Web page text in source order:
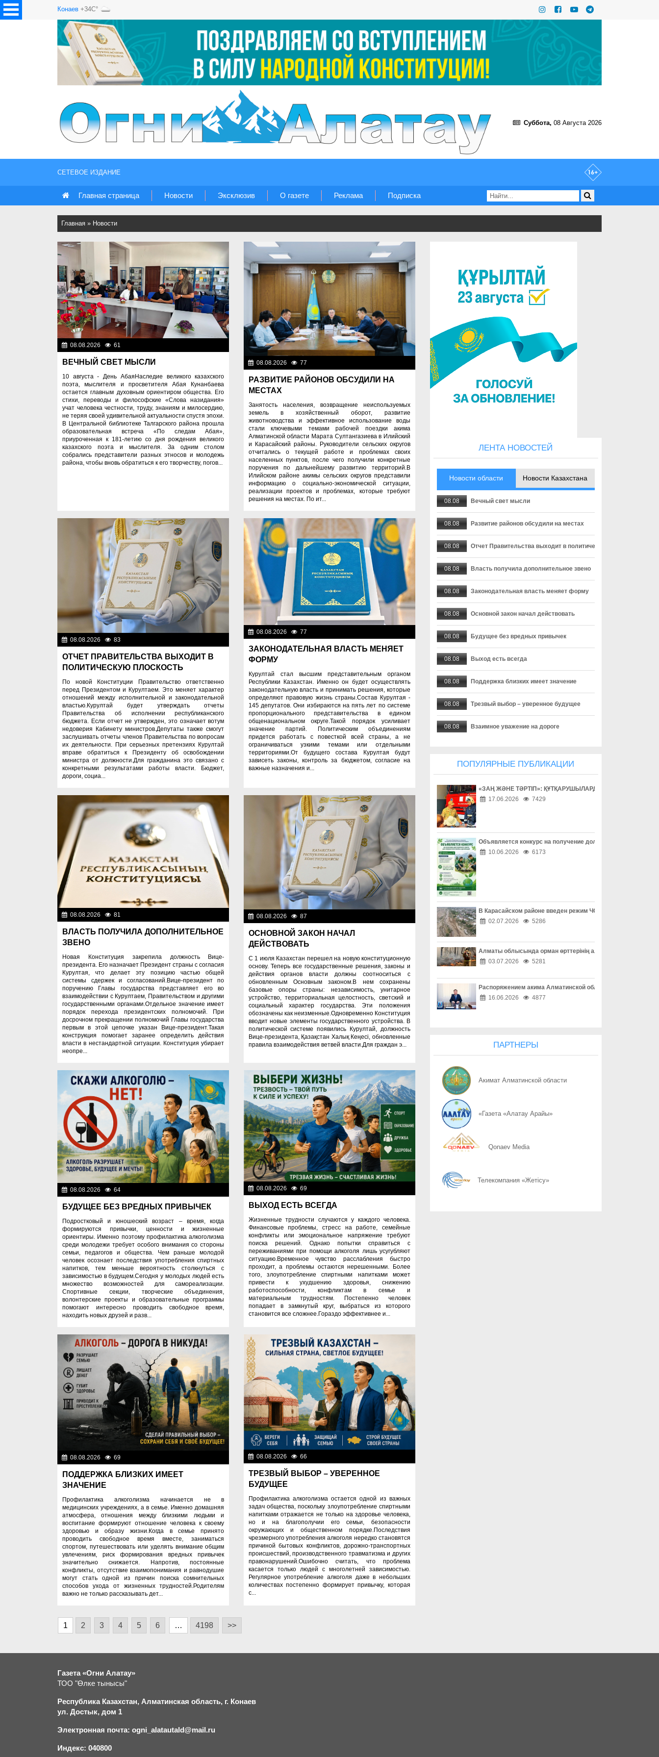
Конаев +34C°
Суббота, 08 Августа 2026
СЕТЕВОЕ ИЗДАНИЕ
Главная страница Новости Эксклюзив О газете Реклама Подписка
Главная » Новости
08.08.2026 61
ВЕЧНЫЙ СВЕТ МЫСЛИ
10 августа - День АбаяНаследие великого казахского
поэта, мыслителя и просветителя Абая Кунанбаева
остается главным духовным ориентиром общества. Его
стихи, переводы и философские «Слова назидания»
учат человека честности, труду, знаниям и милосердию,
не теряя своей удивительной актуальности спустя эпохи.
В Центральной библиотеке Талгарского района прошла
образовательная встреча «По следам Абая»,
приуроченная к 181-летию со дня рождения великого
казахского поэта и мыслителя. За одним столом
собрались представители разных этносов и молодежь
района, чтобы вновь обратиться к его творчеству, погов...
08.08.2026 77
РАЗВИТИЕ РАЙОНОВ ОБСУДИЛИ НА
МЕСТАХ
Занятость населения, возвращение неиспользуемых
земель в хозяйственный оборот, развитие
животноводства и эффективное использование воды
стали ключевыми темами рабочей поездки акима
Алматинской области Марата Султангазиева в Илийский
и Карасайский районы. Руководители сельских округов
отчитались о текущей работе и проблемах своих
населенных пунктов, после чего получили конкретные
поручения по дальнейшему развитию территорий.В
Илийском районе акимы сельских округов представили
информацию о социально-экономической ситуации,
реализации проектов и проблемах, которые требуют
решения на местах. По ит...
08.08.2026 83
ОТЧЕТ ПРАВИТЕЛЬСТВА ВЫХОДИТ В
ПОЛИТИЧЕСКУЮ ПЛОСКОСТЬ
По новой Конституции Правительство ответственно
перед Президентом и Курултаем. Это меняет характер
отношений между исполнительной и законодательной
властью.Курултай будет утверждать отчеты
Правительства об исполнении республиканского
бюджета. Если отчет не утвержден, это означает вотум
недоверия Кабинету министров.Депутаты также смогут
заслушивать отчеты членов Правительства по вопросам
их деятельности. При серьезных претензиях Курултай
вправе обратиться к Президенту об освобождении
министра от должности.Для гражданина это связано с
конкретными результатами работы власти. Бюджет,
дороги, социа...
08.08.2026 77
ЗАКОНОДАТЕЛЬНАЯ ВЛАСТЬ МЕНЯЕТ
ФОРМУ
Курултай стал высшим представительным органом
Республики Казахстан. Именно он будет осуществлять
законодательную власть и принимать решения, которые
определяют правовую жизнь страны.Состав Курултая -
145 депутатов. Они избираются на пять лет по системе
пропорционального представительства в едином
общенациональном округе.Такой порядок усиливает
значение партий. Политическим объединениям
придется работать с повесткой всей страны, а не
ограничиваться узкими темами или отдельными
территориями.От будущего состава Курултая будут
зависеть законы, контроль за бюджетом, согласие на
важные назначения и...
08.08.2026 81
ВЛАСТЬ ПОЛУЧИЛА ДОПОЛНИТЕЛЬНОЕ
ЗВЕНО
Новая Конституция закрепила должность Вице-
президента. Его назначает Президент страны с согласия
Курултая, что делает эту позицию частью общей
системы сдержек и согласований.Вице-президент по
поручению Главы государства представляет его во
взаимодействии с Курултаем, Правительством и другими
государственными органами.Отдельное значение имеет
порядок перехода президентских полномочий. При
досрочном прекращении полномочий Главы государства
первым в этой цепочке указан Вице-президент.Такая
конструкция помогает заранее определить действия
власти в нестандартной ситуации. Конституция убирает
неопре...
08.08.2026 87
ОСНОВНОЙ ЗАКОН НАЧАЛ
ДЕЙСТВОВАТЬ
С 1 июля Казахстан перешел на новую конституционную
основу. Теперь все государственные решения, законы и
действия органов власти должны соотноситься с
обновленным Основным законом.В нем сохранены
базовые опоры страны: независимость, унитарное
устройство, территориальная целостность, светский и
социальный характер государства. Эти положения
обозначены как неизменные.Одновременно Конституция
вводит новые элементы государственного устройства. В
политической системе появились Курултай, должность
Вице-президента, Қазақстан Халық Кеңесі, обновленные
правила взаимодействия ветвей власти.Для граждан э...
08.08.2026 64
БУДУЩЕЕ БЕЗ ВРЕДНЫХ ПРИВЫЧЕК
Подростковый и юношеский возраст – время, когда
формируются привычки, ценности и жизненные
ориентиры. Именно поэтому профилактика алкоголизма
среди молодежи требует особого внимания со стороны
семьи, педагогов и общества. Чем раньше молодой
человек осознает последствия употребления спиртных
напитков, тем меньше вероятность столкнуться с
зависимостью в будущем.Сегодня у молодых людей есть
множество возможностей для самореализации.
Спортивные секции, творческие объединения,
волонтерские проекты и образовательные программы
помогают интересно проводить свободное время,
находить новых друзей и разв...
08.08.2026 69
ВЫХОД ЕСТЬ ВСЕГДА
Жизненные трудности случаются у каждого человека.
Финансовые проблемы, стресс на работе, семейные
конфликты или эмоциональное напряжение требуют
поиска решений. Однако попытки справиться с
переживаниями при помощи алкоголя лишь усугубляют
ситуацию.Временное чувство расслабления быстро
проходит, а проблемы остаются нерешенными. Более
того, злоупотребление спиртными напитками может
привести к ухудшению здоровья, снижению
работоспособности, конфликтам в семье и
материальным трудностям. Постепенно человек
попадает в замкнутый круг, выбраться из которого
становится все сложнее.Гораздо эффективнее и...
08.08.2026 69
ПОДДЕРЖКА БЛИЗКИХ ИМЕЕТ
ЗНАЧЕНИЕ
Профилактика алкоголизма начинается не в
медицинских учреждениях, а в семье. Именно домашняя
атмосфера, отношения между близкими людьми и
воспитание формируют отношение человека к своему
здоровью и образу жизни.Когда в семье принято
проводить свободное время вместе, заниматься
спортом, путешествовать или уделять внимание общим
увлечениям, риск формирования вредных привычек
значительно снижается. Напротив, постоянные
конфликты, отсутствие взаимопонимания и равнодушие
могут стать одной из причин поиска сомнительных
способов ухода от жизненных трудностей.Родителям
важно не только рассказывать дет...
08.08.2026 66
ТРЕЗВЫЙ ВЫБОР – УВЕРЕННОЕ
БУДУЩЕЕ
Профилактика алкоголизма остается одной из важных
задач общества, поскольку злоупотребление спиртными
напитками отражается не только на здоровье человека,
но и на благополучии его семьи, безопасности
окружающих и общественном порядке.Последствия
чрезмерного употребления алкоголя нередко становятся
причиной бытовых конфликтов, дорожно-транспортных
происшествий, производственного травматизма и других
правонарушений.Ошибочно считать, что проблема
касается только людей с многолетней зависимостью.
Регулярное употребление алкоголя даже в небольших
количествах постепенно формирует привычку, которая
с...
1 2 3 4 5 6 … 4198 >>
ЛЕНТА НОВОСТЕЙ
Новости области Новости Казахстана
08.08 Вечный свет мысли
08.08 Развитие районов обсудили на местах
08.08 Отчет Правительства выходит в политическую плоскость
08.08 Власть получила дополнительное звено
08.08 Законодательная власть меняет форму
08.08 Основной закон начал действовать
08.08 Будущее без вредных привычек
08.08 Выход есть всегда
08.08 Поддержка близких имеет значение
08.08 Трезвый выбор – уверенное будущее
08.08 Взаимное уважение на дороге
08.08 Безопасность начинается за рулем
08.08 Доверие сильнее опасных соблазнов
08.08 Осторожность – лучшая защита в сети
08.08 Одно решение может изменить жизнь
08.08 Профилактика сильнее зависимости
08.08 «Әділет» форумы, Respublica-ның ReTalks алаңы және Baytaq-
08.08 Форум «Әділет», ReTalks Respublica и экологический караван
08.08 Один код – и аккаунт потерян
08.08 Опасная ссылка в один клик
Осторожность при онлайн-сделках
08.08
08.08 Простые правила сохранности имущества
ПОПУЛЯРНЫЕ ПУБЛИКАЦИИ
«ЗАҢ ЖӘНЕ ТӘРТІП»: ҚҰТҚАРУШЫЛАРДЫҢ ЕҢБЕГІМЕН
17.06.2026
7429
Объявляется конкурс на получение долгосрочного гранта
10.06.2026
6173
В Карасайском районе введен режим ЧС местного масштаба
02.07.2026
5286
Алматы облысында орман өрттерінің алдын алу жұмыстары
03.07.2026
5281
Распоряжением акима Алматинской области Куаныш
16.06.2026
4877
ПАРТНЕРЫ
Акимат Алматинской области
«Газета «Алатау Арайы»
Qonaev Media
Телекомпания «Жетісу»
Газета «Огни Алатау»
ТОО "Өлке тынысы"
Республика Казахстан, Алматинская область, г. Конаев
ул. Достык, дом 1
Электронная почта: ogni_alatautald@mail.ru
Индекс: 040800